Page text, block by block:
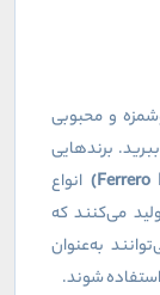
و محبوبی
برندهایی
انواع
می‌کنند که
به‌عنوان
شوند.